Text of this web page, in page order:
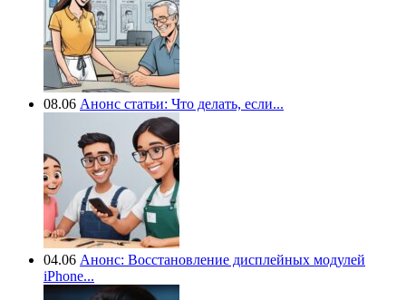
08.06 Анонс статьи: Что делать, если...
04.06 Анонс: Восстановление дисплейных модулей
iPhone...